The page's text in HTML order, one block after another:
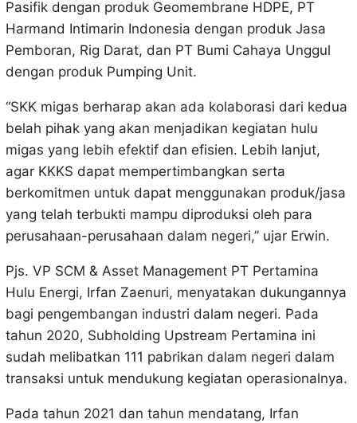
Pasifik dengan produk Geomembrane HDPE, PT
Harmand Intimarin Indonesia dengan produk Jasa
Pemboran, Rig Darat, dan PT Bumi Cahaya Unggul
dengan produk Pumping Unit.
“SKK migas berharap akan ada kolaborasi dari kedua
belah pihak yang akan menjadikan kegiatan hulu
migas yang lebih efektif dan efisien. Lebih lanjut,
agar KKKS dapat mempertimbangkan serta
berkomitmen untuk dapat menggunakan produk/jasa
yang telah terbukti mampu diproduksi oleh para
perusahaan-perusahaan dalam negeri,” ujar Erwin.
Pjs. VP SCM & Asset Management PT Pertamina
Hulu Energi, Irfan Zaenuri, menyatakan dukungannya
bagi pengembangan industri dalam negeri. Pada
tahun 2020, Subholding Upstream Pertamina ini
sudah melibatkan 111 pabrikan dalam negeri dalam
transaksi untuk mendukung kegiatan operasionalnya.
Pada tahun 2021 dan tahun mendatang, Irfan